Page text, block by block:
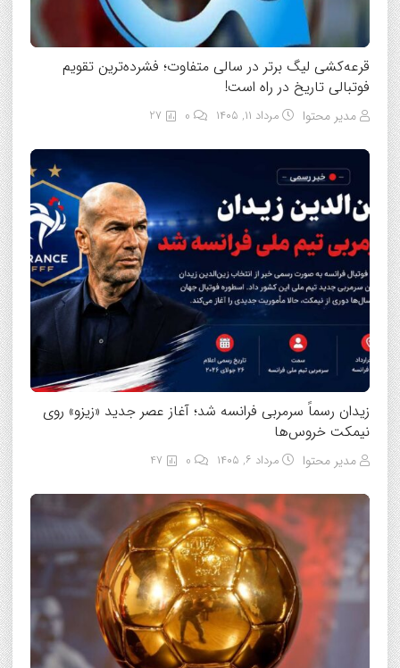
قرعه‌کشی لیگ برتر در سالی متفاوت؛ فشرده‌ترین تقویم
فوتبالی تاریخ در راه است!
مدیر محتوا مرداد ۱۱, ۱۴۰۵ 27
زیدان رسماً سرمربی فرانسه شد؛ آغاز عصر جدید «زیزو» روی
نیمکت خروس‌ها
مدیر محتوا مرداد ۶, ۱۴۰۵ 47